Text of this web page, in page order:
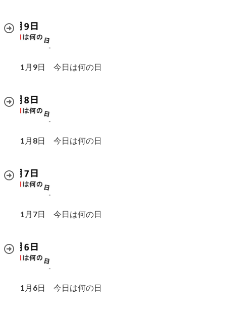
1月9日 今日は何の日
1月8日 今日は何の日
1月7日 今日は何の日
1月6日 今日は何の日